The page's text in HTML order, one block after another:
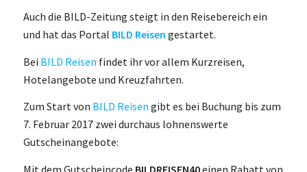
Auch die BILD-Zeitung steigt in den Reisebereich ein
und hat das Portal BILD Reisen gestartet.
Bei BILD Reisen findet ihr vor allem Kurzreisen,
Hotelangebote und Kreuzfahrten.
Zum Start von BILD Reisen gibt es bei Buchung bis zum
7. Februar 2017 zwei durchaus lohnenswerte
Gutscheinangebote: